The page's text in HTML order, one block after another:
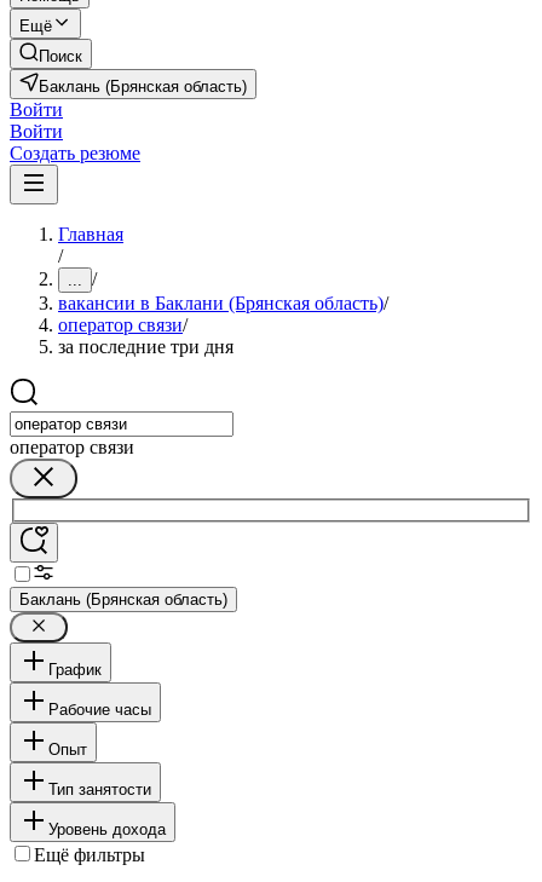
Ещё
Поиск
Баклань (Брянская область)
Войти
Войти
Создать резюме
Главная
/
... /
вакансии в Баклани (Брянская область)/
оператор связи/
за последние три дня
оператор связи
Баклань (Брянская область)
График
Рабочие часы
Опыт
Тип занятости
Уровень дохода
Ещё фильтры